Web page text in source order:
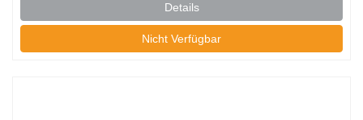
Details
Nicht Verfügbar